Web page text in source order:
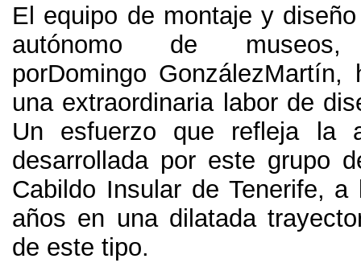
El equipo de montaje y
autónomo de museos
porDomingo GonzálezMartín,
una extraordinaria labor de
Un esfuerzo que refleja la
desarrollada por este grupo
Cabildo Insular de Tenerife, a
años en una dilatada
de este tipo.